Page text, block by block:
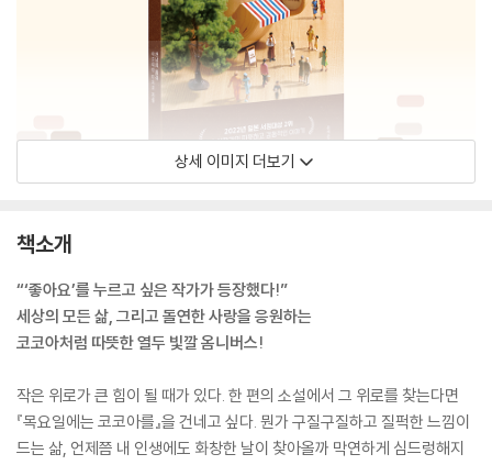
상세 이미지 더보기
책소개
“‘좋아요’를 누르고 싶은 작가가 등장했다!”
세상의 모든 삶, 그리고 돌연한 사랑을 응원하는
코코아처럼 따뜻한 열두 빛깔 옴니버스!
작은 위로가 큰 힘이 될 때가 있다. 한 편의 소설에서 그 위로를 찾는다면
『목요일에는 코코아를』을 건네고 싶다. 뭔가 구질구질하고 질퍽한 느낌이
드는 삶, 언제쯤 내 인생에도 화창한 날이 찾아올까 막연하게 심드렁해지